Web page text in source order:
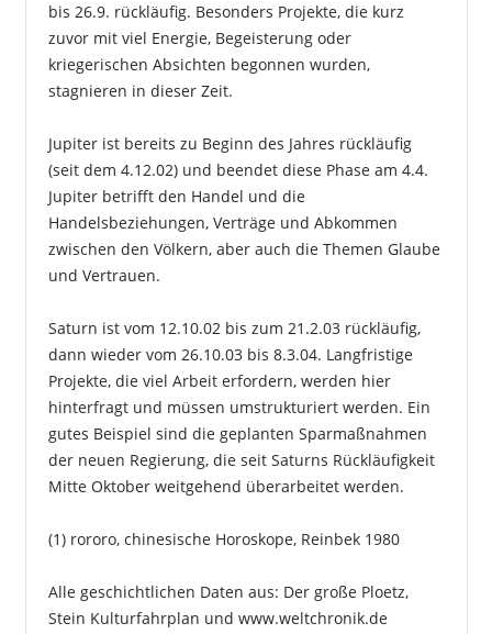
bis 26.9. rückläufig. Besonders Projekte, die kurz
zuvor mit viel Energie, Begeisterung oder
kriegerischen Absichten begonnen wurden,
stagnieren in dieser Zeit.
Jupiter ist bereits zu Beginn des Jahres rückläufig
(seit dem 4.12.02) und beendet diese Phase am 4.4.
Jupiter betrifft den Handel und die
Handelsbeziehungen, Verträge und Abkommen
zwischen den Völkern, aber auch die Themen Glaube
und Vertrauen.
Saturn ist vom 12.10.02 bis zum 21.2.03 rückläufig,
dann wieder vom 26.10.03 bis 8.3.04. Langfristige
Projekte, die viel Arbeit erfordern, werden hier
hinterfragt und müssen umstrukturiert werden. Ein
gutes Beispiel sind die geplanten Sparmaßnahmen
der neuen Regierung, die seit Saturns Rückläufigkeit
Mitte Oktober weitgehend überarbeitet werden.
(1) rororo, chinesische Horoskope, Reinbek 1980
Alle geschichtlichen Daten aus: Der große Ploetz,
Stein Kulturfahrplan und www.weltchronik.de